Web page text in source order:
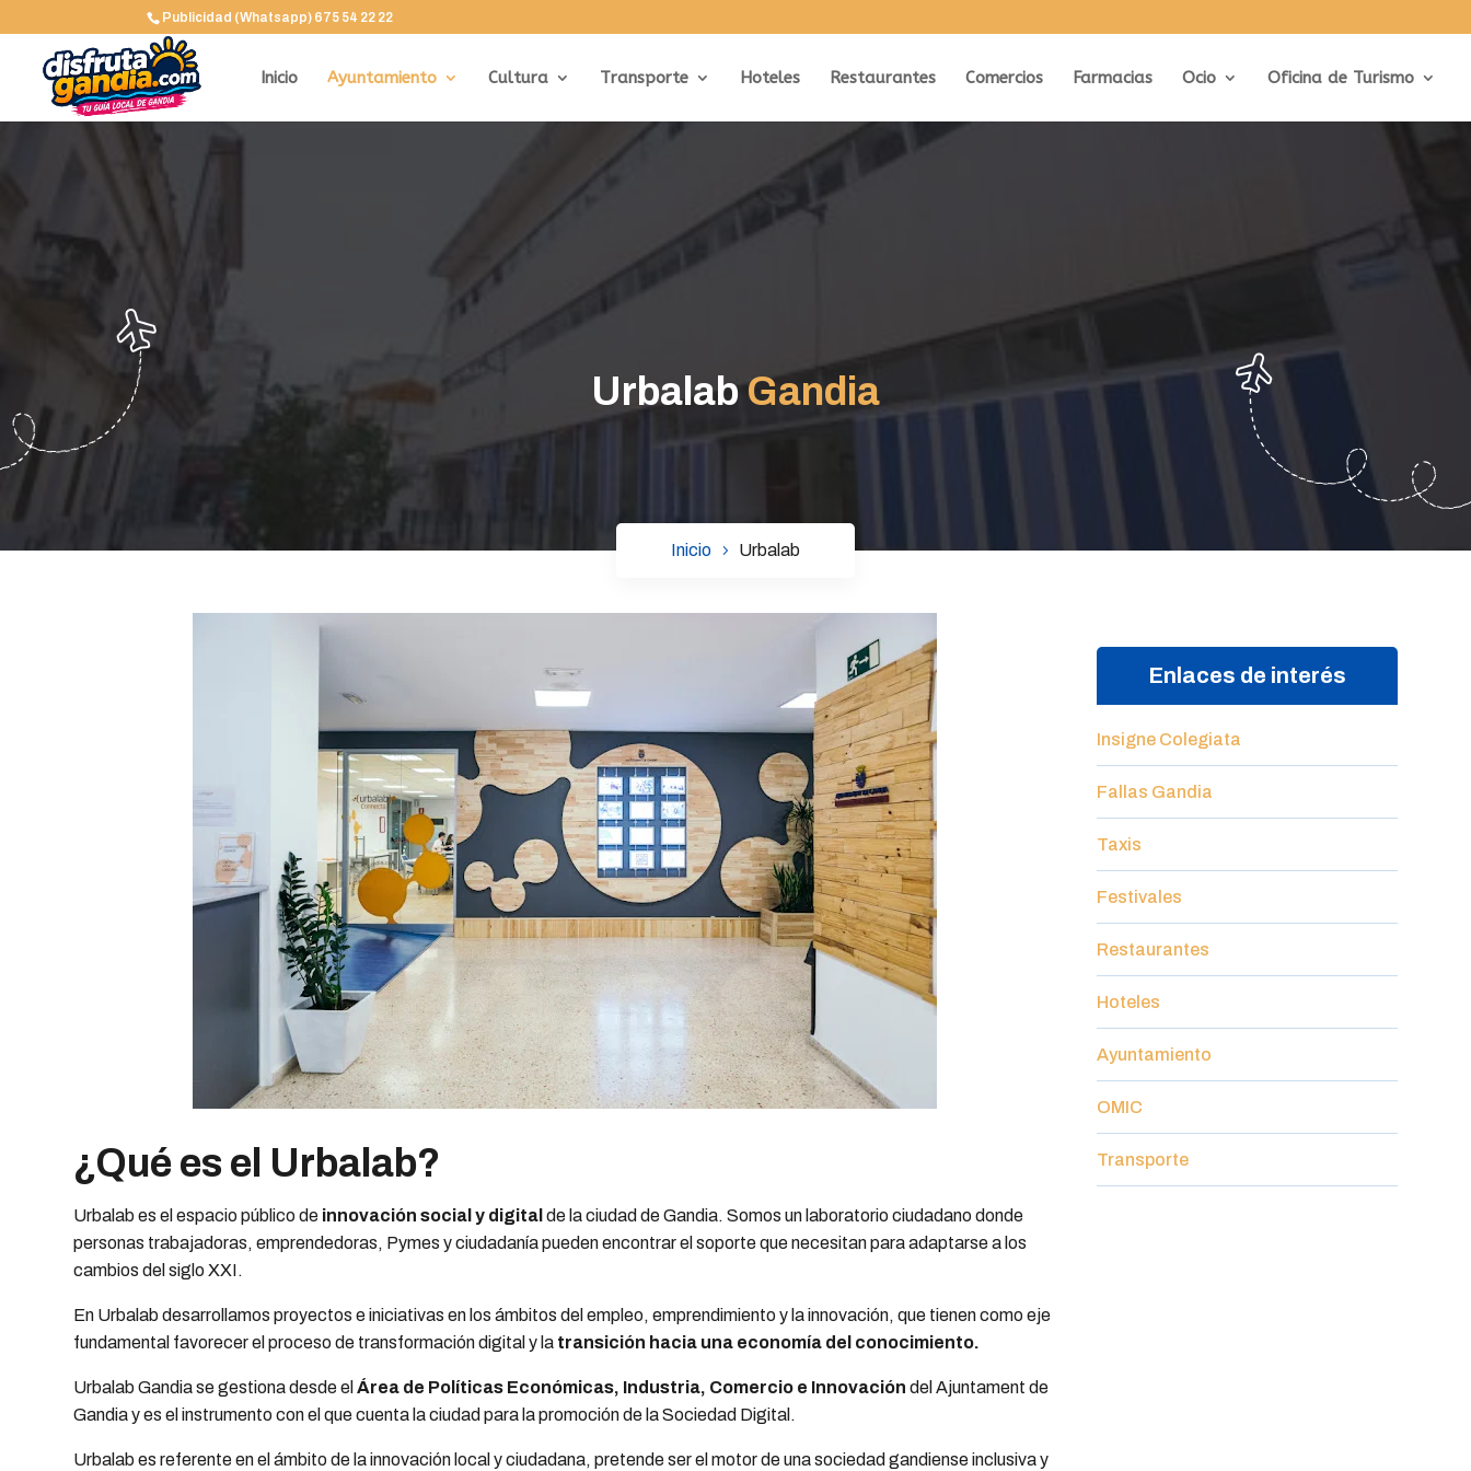
Publicidad (Whatsapp) 675 54 22 22
Inicio Ayuntamiento Cultura Transporte Hoteles Restaurantes Comercios Farmacias Ocio Oficina de Turismo
UrbalabGandia
Inicio Urbalab
¿Qué es el Urbalab?
Urbalab es el espacio público de innovación social y digital de la ciudad de Gandia. Somos un laboratorio ciudadano donde
personas trabajadoras, emprendedoras, Pymes y ciudadanía pueden encontrar el soporte que necesitan para adaptarse a los
cambios del siglo XXI.
En Urbalab desarrollamos proyectos e iniciativas en los ámbitos del empleo, emprendimiento y la innovación, que tienen como eje
fundamental favorecer el proceso de transformación digital y la transición hacia una economía del conocimiento.
Urbalab Gandia se gestiona desde el Área de Políticas Económicas, Industria, Comercio e Innovación del Ajuntament de
Gandia y es el instrumento con el que cuenta la ciudad para la promoción de la Sociedad Digital.
Urbalab es referente en el ámbito de la innovación local y ciudadana, pretende ser el motor de una sociedad gandiense inclusiva y
Enlaces de interés
Insigne Colegiata
Fallas Gandia
Taxis
Festivales
Restaurantes
Hoteles
Ayuntamiento
OMIC
Transporte